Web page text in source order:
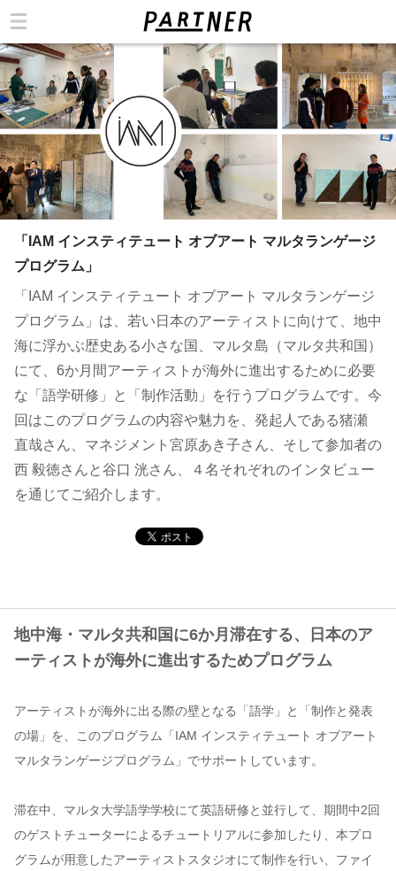
「IAM インスティテュート オブアート マルタランゲージ
プログラム」
「IAM インスティテュート オブアート マルタランゲージ
プログラム」は、若い日本のアーティストに向けて、地中
海に浮かぶ歴史ある小さな国、マルタ島（マルタ共和国）
にて、6か月間アーティストが海外に進出するために必要
な「語学研修」と「制作活動」を行うプログラムです。今
回はこのプログラムの内容や魅力を、発起人である猪瀬
直哉さん、マネジメント宮原あき子さん、そして参加者の
西 毅徳さんと谷口 洸さん、４名それぞれのインタビュー
を通じてご紹介します。
地中海・マルタ共和国に6か月滞在する、日本のア
ーティストが海外に進出するためプログラム
アーティストが海外に出る際の壁となる「語学」と「制作と発表
の場」を、このプログラム「IAM インスティテュート オブアート
マルタランゲージプログラム」でサポートしています。
滞在中、マルタ大学語学学校にて英語研修と並行して、期間中2回
のゲストチューターによるチュートリアルに参加したり、本プロ
グラムが用意したアーティストスタジオにて制作を行い、ファイ
カテゴリ
コンテンツ
このサイトについて
運営会社